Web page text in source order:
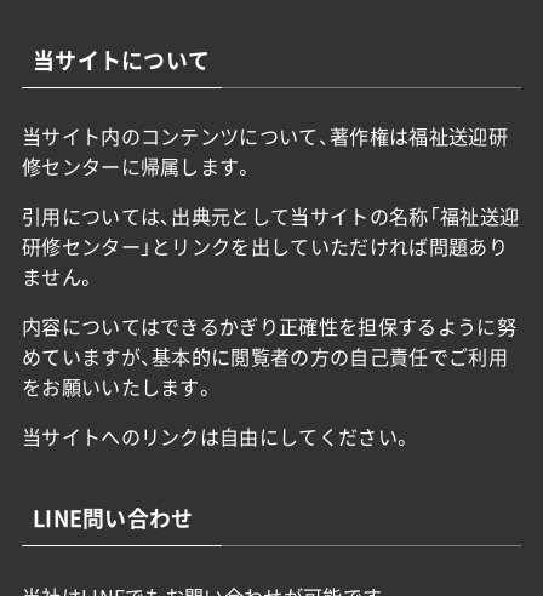
当サイトについて
当サイト内のコンテンツについて、著作権は福祉送迎研
修センターに帰属します。
引用については、出典元として当サイトの名称「福祉送迎
研修センター」とリンクを出していただければ問題あり
ません。
内容についてはできるかぎり正確性を担保するように努
めていますが、基本的に閲覧者の方の自己責任でご利用
をお願いいたします。
当サイトへのリンクは自由にしてください。
LINE問い合わせ